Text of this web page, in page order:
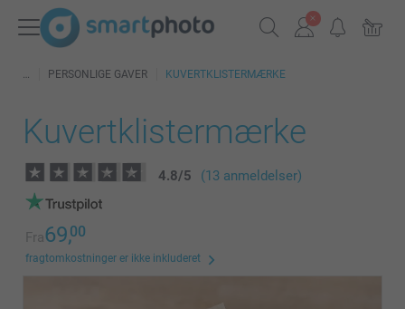
PERSONLIGE GAVER KUVERTKLISTERMÆRKE
Kuvertklistermærke
4.8/5 (13 anmeldelser)
Fra69,00
fragtomkostninger er ikke inkluderet